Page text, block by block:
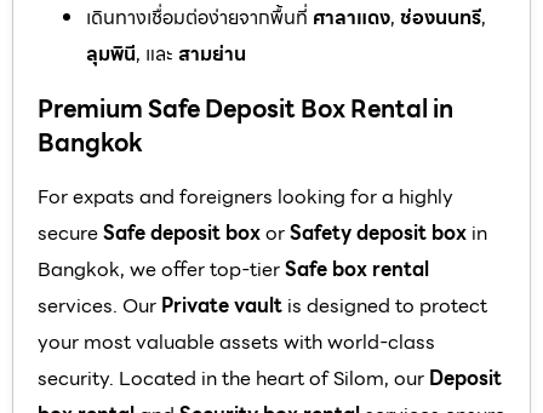
เดินทางเชื่อมต่อง่ายจากพื้นที่ ศาลาแดง, ช่องนนทรี,
ลุมพินี, และ สามย่าน
Premium Safe Deposit Box Rental in
Bangkok
For expats and foreigners looking for a highly
secureSafe deposit boxorSafety deposit box in
Bangkok, we offer top-tierSafe box rental
services. Our Private vault is designed to protect
your most valuable assets with world-class
security. Located in the heart of Silom, our Deposit